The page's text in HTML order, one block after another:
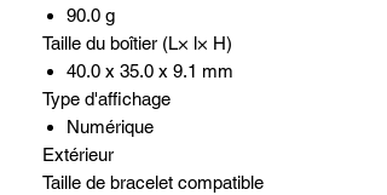
90.0 g
Taille du boîtier (L× l× H)
40.0 x 35.0 x 9.1 mm
Type d'affichage
Numérique
Extérieur
Taille de bracelet compatible